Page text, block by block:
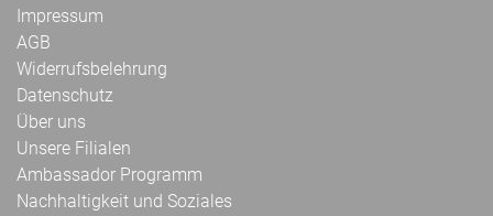
Impressum
AGB
Widerrufsbelehrung
Datenschutz
Über uns
Unsere Filialen
Ambassador Programm
Nachhaltigkeit und Soziales